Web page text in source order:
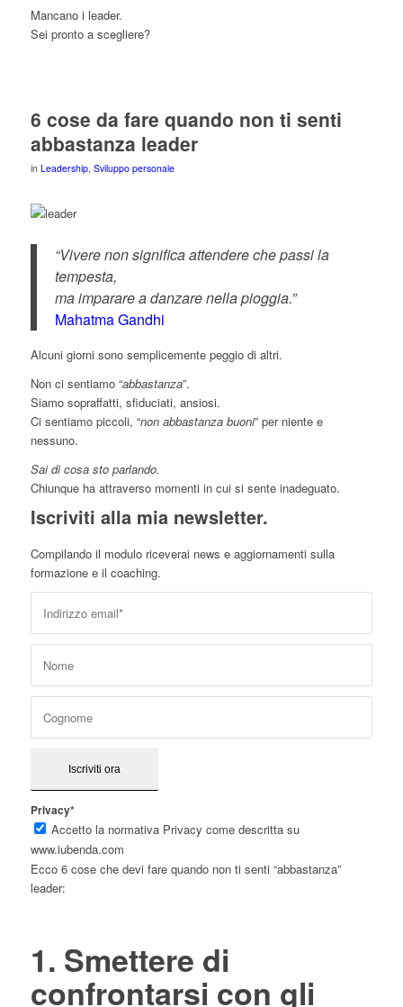
Mancano i leader.
Sei pronto a scegliere?
6 cose da fare quando non ti senti
abbastanza leader
in Leadership, Sviluppo personale
“Vivere non significa attendere che passi la
tempesta,
ma imparare a danzare nella pioggia.”
Mahatma Gandhi
Alcuni giorni sono semplicemente peggio di altri.
Non ci sentiamo “abbastanza”.
Siamo sopraffatti, sfiduciati, ansiosi.
Ci sentiamo piccoli, “non abbastanza buoni” per niente e
nessuno.
Sai di cosa sto parlando.
Chiunque ha attraverso momenti in cui si sente inadeguato.
Iscriviti alla mia newsletter.
Compilando il modulo riceverai news e aggiornamenti sulla
formazione e il coaching.
Privacy*
Accetto la normativa Privacy come descritta su
www.iubenda.com
Ecco 6 cose che devi fare quando non ti senti “abbastanza”
leader:
1. Smettere di
confrontarsi con gli